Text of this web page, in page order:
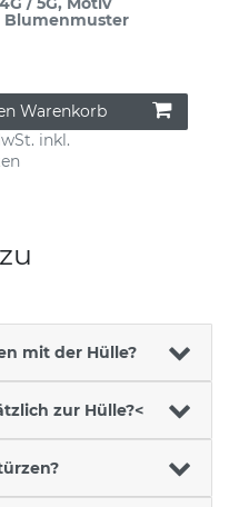
Blumenmuster
Warenkorb
inkl.
mit der Hülle?
zur Hülle?<